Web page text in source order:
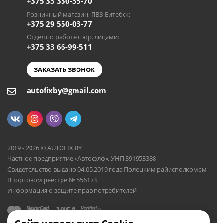
Розничный магазин, ПВЗ Витебск:
+375 29 550-03-77
Отдел по работе с юр. лицами:
+375 33 66-99-511
ЗАКАЗАТЬ ЗВОНОК
autofixby@gmail.com
2019 - 2026 © AUTOFIX.BY
Частное предприятие «Автосэлф», УНП 391953388
Свидетельство выдано 04.05.2019 года Полоцким райисполкомом
В торговом реестре № 556173
Информация о защите прав потребителей